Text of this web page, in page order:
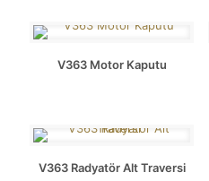
V363 Motor Kaputu
V363 Radyatör Alt Traversi